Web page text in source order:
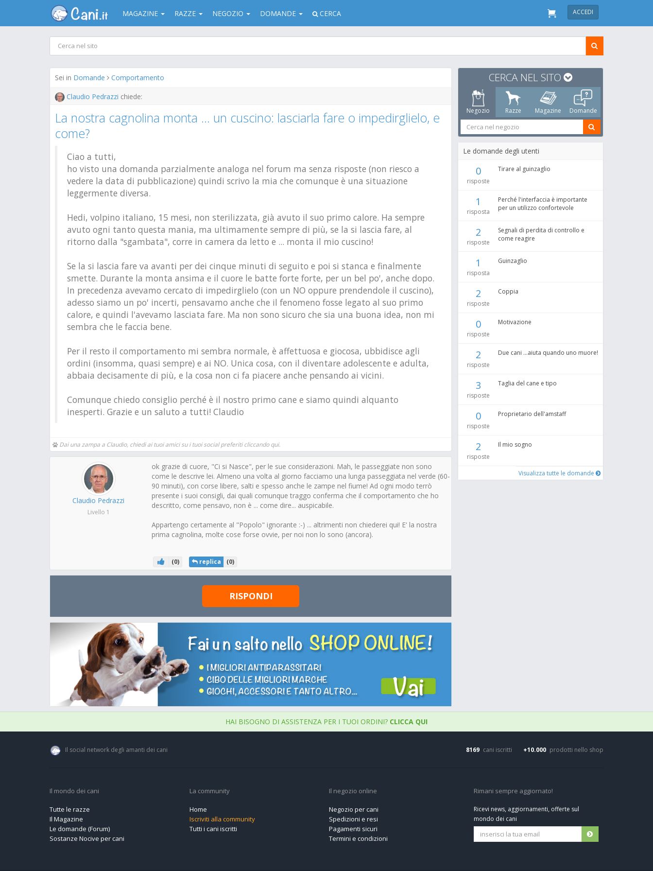
MAGAZINE RAZZE NEGOZIO DOMANDE CERCA ACCEDI
Sei in Domande Comportamento
Claudio Pedrazzi chiede:
La nostra cagnolina monta ... un cuscino: lasciarla fare o impedirglielo, e
come?
Ciao a tutti,
ho visto una domanda parzialmente analoga nel forum ma senza risposte (non riesco a
vedere la data di pubblicazione) quindi scrivo la mia che comunque è una situazione
leggermente diversa.
Hedi, volpino italiano, 15 mesi, non sterilizzata, già avuto il suo primo calore. Ha sempre
avuto ogni tanto questa mania, ma ultimamente sempre di più, se la si lascia fare, al
ritorno dalla "sgambata", corre in camera da letto e ... monta il mio cuscino!
Se la si lascia fare va avanti per dei cinque minuti di seguito e poi si stanca e finalmente
smette. Durante la monta ansima e il cuore le batte forte forte, per un bel po', anche dopo.
In precedenza avevamo cercato di impedirglielo (con un NO oppure prendendole il cuscino),
adesso siamo un po' incerti, pensavamo anche che il fenomeno fosse legato al suo primo
calore, e quindi l'avevamo lasciata fare. Ma non sono sicuro che sia una buona idea, non mi
sembra che le faccia bene.
Per il resto il comportamento mi sembra normale, è affettuosa e giocosa, ubbidisce agli
ordini (insomma, quasi sempre) e ai NO. Unica cosa, con il diventare adolescente e adulta,
abbaia decisamente di più, e la cosa non ci fa piacere anche pensando ai vicini.
Comunque chiedo consiglio perché è il nostro primo cane e siamo quindi alquanto
inesperti. Grazie e un saluto a tutti! Claudio
Dai una zampa a Claudio, chiedi ai tuoi amici su i tuoi social preferiti cliccando qui.
Claudio Pedrazzi
Livello 1
ok grazie di cuore, "Ci si Nasce", per le sue considerazioni. Mah, le passeggiate non sono
come le descrive lei. Almeno una volta al giorno facciamo una lunga passeggiata nel verde (60-
90 minuti), con corse libere, salti e spesso anche le zampe nel fiume! Ad ogni modo terrò
presente i suoi consigli, dai quali comunque traggo conferma che il comportamento che ho
descritto, come pensavo, non è ... come dire... auspicabile.
Appartengo certamente al "Popolo" ignorante :-) ... altrimenti non chiederei qui! E' la nostra
prima cagnolina, molte cose forse ovvie, per noi non lo sono (ancora).
(0) replica (0)
RISPONDI
CERCA NEL SITO
Negozio Razze Magazine Domande
Le domande degli utenti
0
risposte
Tirare al guinzaglio
1
risposta
Perché l'interfaccia è importante
per un utilizzo confortevole
2
risposte
Segnali di perdita di controllo e
come reagire
1
risposta
Guinzaglio
2
risposte
Coppia
0
risposte
Motivazione
2
risposte
Due cani ...aiuta quando uno muore!
3
risposte
Taglia del cane e tipo
0
risposte
Proprietario dell'amstaff
2
risposte
Il mio sogno
Visualizza tutte le domande
HAI BISOGNO DI ASSISTENZA PER I TUOI ORDINI? CLICCA QUI
Il social network degli amanti dei cani 8169 cani iscritti +10.000 prodotti nello shop
Il mondo dei cani
Tutte le razze
Il Magazine
Le domande (Forum)
Sostanze Nocive per cani
La community
Home
Iscriviti alla community
Tutti i cani iscritti
Il negozio online
Negozio per cani
Spedizioni e resi
Pagamenti sicuri
Termini e condizioni
Rimani sempre aggiornato!
Ricevi news, aggiornamenti, offerte sul
mondo dei cani